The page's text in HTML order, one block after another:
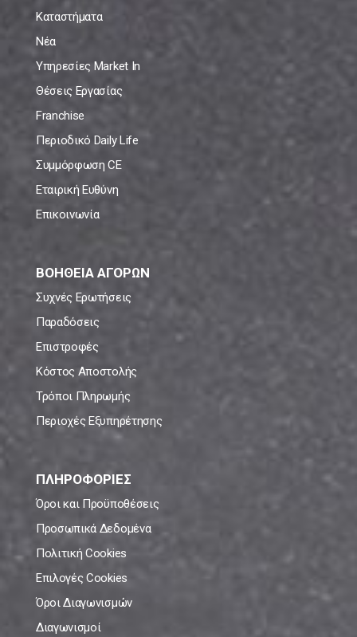
Καταστήματα
Νέα
Υπηρεσίες Market In
Θέσεις Εργασίας
Franchise
Περιοδικό Daily Life
Συμμόρφωση CE
Εταιρική Ευθύνη
Επικοινωνία
ΒΟΗΘΕΙΑ ΑΓΟΡΩΝ
Συχνές Ερωτήσεις
Παραδόσεις
Επιστροφές
Κόστος Αποστολής
Τρόποι Πληρωμής
Περιοχές Εξυπηρέτησης
ΠΛΗΡΟΦΟΡΙΕΣ
Όροι και Προϋποθέσεις
Προσωπικά Δεδομένα
Πολιτική Cookies
Επιλογές Cookies
Όροι Διαγωνισμών
Διαγωνισμοί